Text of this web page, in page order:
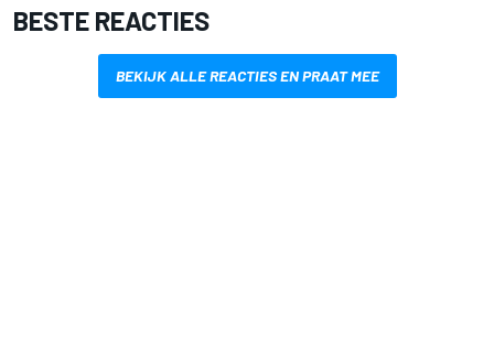
BESTE REACTIES
BEKIJK ALLE REACTIES EN PRAAT MEE